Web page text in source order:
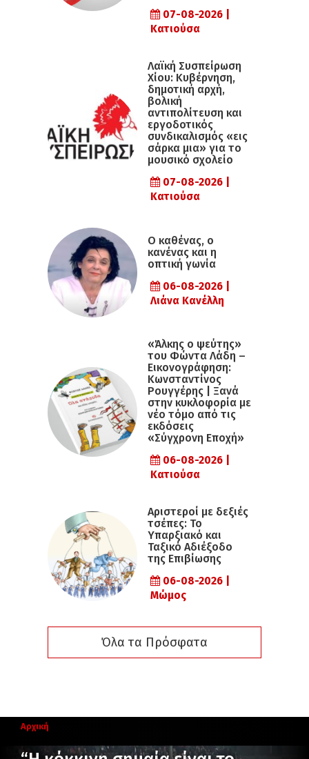
07-08-2026 |
Κατιούσα
Λαϊκή Συσπείρωση
Χίου: Κυβέρνηση,
δημοτική αρχή,
βολική
αντιπολίτευση και
εργοδοτικός
συνδικαλισμός «εις
σάρκα μια» για το
μουσικό σχολείο
07-08-2026 |
Κατιούσα
Ο καθένας, ο
κανένας και η
οπτική γωνία
06-08-2026 |
Λιάνα Κανέλλη
«Άλκης ο ψεύτης»
του Φώντα Λάδη –
Εικονογράφηση:
Κωνσταντίνος
Ρουγγέρης | Ξανά
στην κυκλοφορία με
νέο τόμο από τις
εκδόσεις
«Σύγχρονη Εποχή»
06-08-2026 |
Κατιούσα
Αριστεροί με δεξιές
τσέπες: Το
Υπαρξιακό και
Ταξικό Αδιέξοδο
της Επιβίωσης
06-08-2026 |
Μώμος
Όλα τα Πρόσφατα
Αρχική